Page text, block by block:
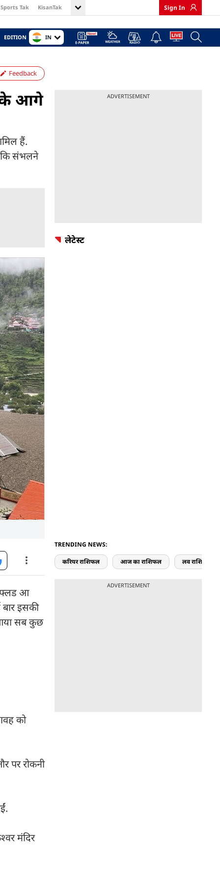
Sports Tak KisanTak Sign In
EDITION IN
Feedback
आगे
हैं.
कि संभलने
फ्लड आ
इसकी
सब कुछ
को
पर रोकनी
मंदिर
ADVERTISEMENT
लेटेस्ट
TRENDING NEWS:
करियर राशिफल आज का राशिफल लव राशिफल
ADVERTISEMENT